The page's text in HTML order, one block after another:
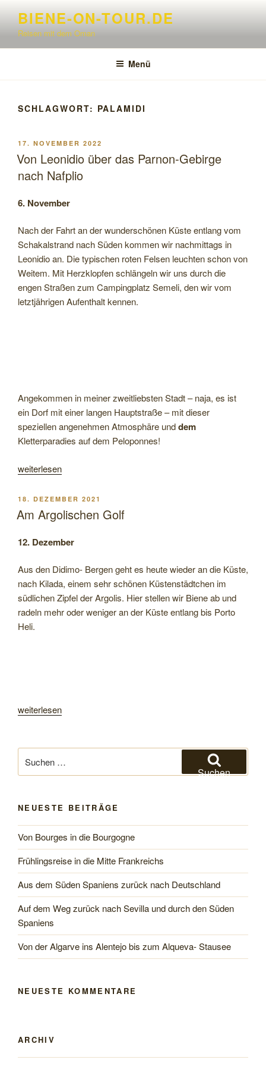
springen
BIENE-ON-TOUR.DE
Reisen mit dem Oman
Menü
SCHLAGWORT: PALAMIDI
VERÖFFENTLICHT
AM
17. NOVEMBER 2022
Von Leonidio über das Parnon-Gebirge
nach Nafplio
6. November
Nach der Fahrt an der wunderschönen Küste entlang vom
Schakalstrand nach Süden kommen wir nachmittags in
Leonidio an. Die typischen roten Felsen leuchten schon von
Weitem. Mit Herzklopfen schlängeln wir uns durch die
engen Straßen zum Campingplatz Semeli, den wir vom
letztjährigen Aufenthalt kennen.
Angekommen in meiner zweitliebsten Stadt – naja, es ist
ein Dorf mit einer langen Hauptstraße – mit dieser
speziellen angenehmen Atmosphäre unddem
Kletterparadies auf dem Peloponnes!
„Von
über
das
Gebirge
Nafplio“
weiterlesen
VERÖFFENTLICHT
AM
18. DEZEMBER 2021
Am Argolischen Golf
12. Dezember
Aus den Didimo- Bergen geht es heute wieder an die Küste,
nach Kilada, einem sehr schönen Küstenstädtchen im
südlichen Zipfel der Argolis. Hier stellen wir Biene ab und
radeln mehr oder weniger an der Küste entlang bis Porto
Heli.
„Am
weiterlesen
nach:
Suchen
NEUESTE BEITRÄGE
Von Bourges in die Bourgogne
Frühlingsreise in die Mitte Frankreichs
Aus dem Süden Spaniens zurück nach Deutschland
Auf dem Weg zurück nach Sevilla und durch den Süden
Spaniens
Von der Algarve ins Alentejo bis zum Alqueva- Stausee
NEUESTE KOMMENTARE
ARCHIV